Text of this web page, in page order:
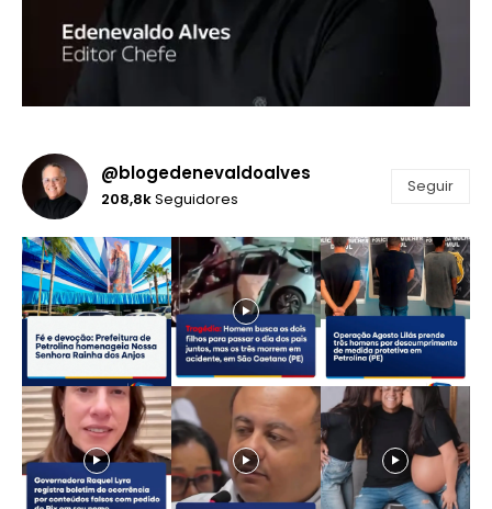
@blogedenevaldoalves
208,8kSeguidores
Seguir